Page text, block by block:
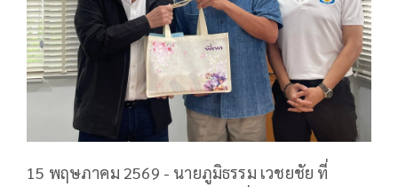
15 พฤษภาคม 2569 - นายภูมิธรรม เวชยชัย ที่